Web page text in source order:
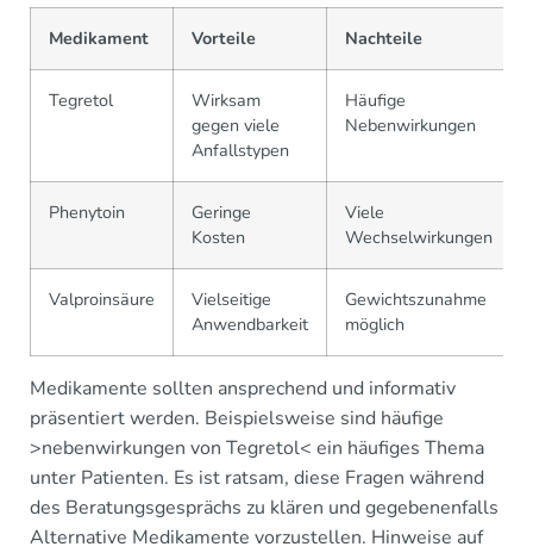
Medikament Vorteile Nachteile
Tegretol
Wirksam
gegen viele
Anfallstypen
Häufige
Nebenwirkungen
Phenytoin
Geringe
Kosten
Viele
Wechselwirkungen
Valproinsäure
Vielseitige
Anwendbarkeit
Gewichtszunahme
möglich
Medikamente sollten ansprechend und informativ
präsentiert werden. Beispielsweise sind häufige
>nebenwirkungen von Tegretol< ein häufiges Thema
unter Patienten. Es ist ratsam, diese Fragen während
des Beratungsgesprächs zu klären und gegebenenfalls
Alternative Medikamente vorzustellen. Hinweise auf